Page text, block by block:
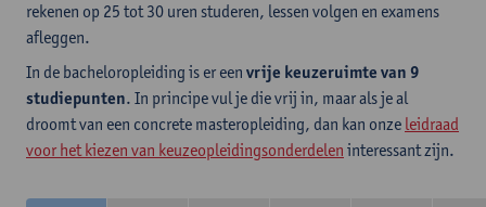
rekenen op 25 tot 30 uren studeren, lessen volgen en examens
afleggen.
In de bacheloropleiding is er een vrije keuzeruimte van 9
studiepunten. In principe vul je die vrij in, maar als je al
droomt van een concrete masteropleiding, dan kan onze leidraad
voor het kiezen van keuzeopleidingsonderdelen interessant zijn.